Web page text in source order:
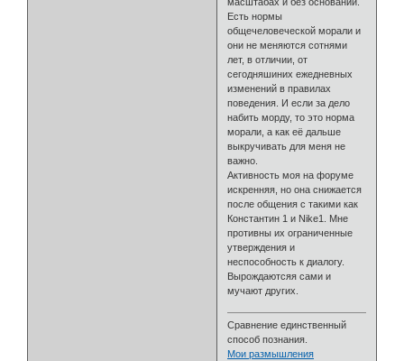
Есть нормы
общечеловеческой морали и
они не меняются сотнями
лет, в отличии, от
сегодняшиних ежедневных
изменений в правилах
поведения. И если за дело
набить морду, то это норма
морали, а как её дальше
выкручивать для меня не
важно.
Активность моя на форуме
искренняя, но она снижается
после общения с такими как
Константин 1 и Nike1. Мне
противны их ограниченные
утверждения и
неспособность к диалогу.
Вырождаютсяя сами и
мучают других.
Сравнение единственный
способ познания.
Мои размышления